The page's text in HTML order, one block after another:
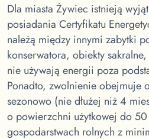
Dla miasta Żywiec istnieją
posiadania Certyfikatu
należą między innymi zabytki
konserwatora, obiekty
nie używają energii poza
Ponadto, zwolnienie obejmuje
sezonowo (nie dłużej niż 4
o powierzchni użytkowej do
gospodarstwach rolnych z